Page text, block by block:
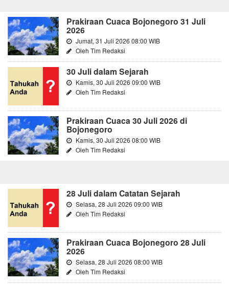
Prakiraan Cuaca Bojonegoro 31 Juli
2026
Jumat, 31 Juli 2026 08:00 WIB
Oleh Tim Redaksi
30 Juli dalam Sejarah
Kamis, 30 Juli 2026 09:00 WIB
Oleh Tim Redaksi
Prakiraan Cuaca 30 Juli 2026 di
Bojonegoro
Kamis, 30 Juli 2026 08:00 WIB
Oleh Tim Redaksi
28 Juli dalam Catatan Sejarah
Selasa, 28 Juli 2026 09:00 WIB
Oleh Tim Redaksi
Prakiraan Cuaca Bojonegoro 28 Juli
2026
Selasa, 28 Juli 2026 08:00 WIB
Oleh Tim Redaksi